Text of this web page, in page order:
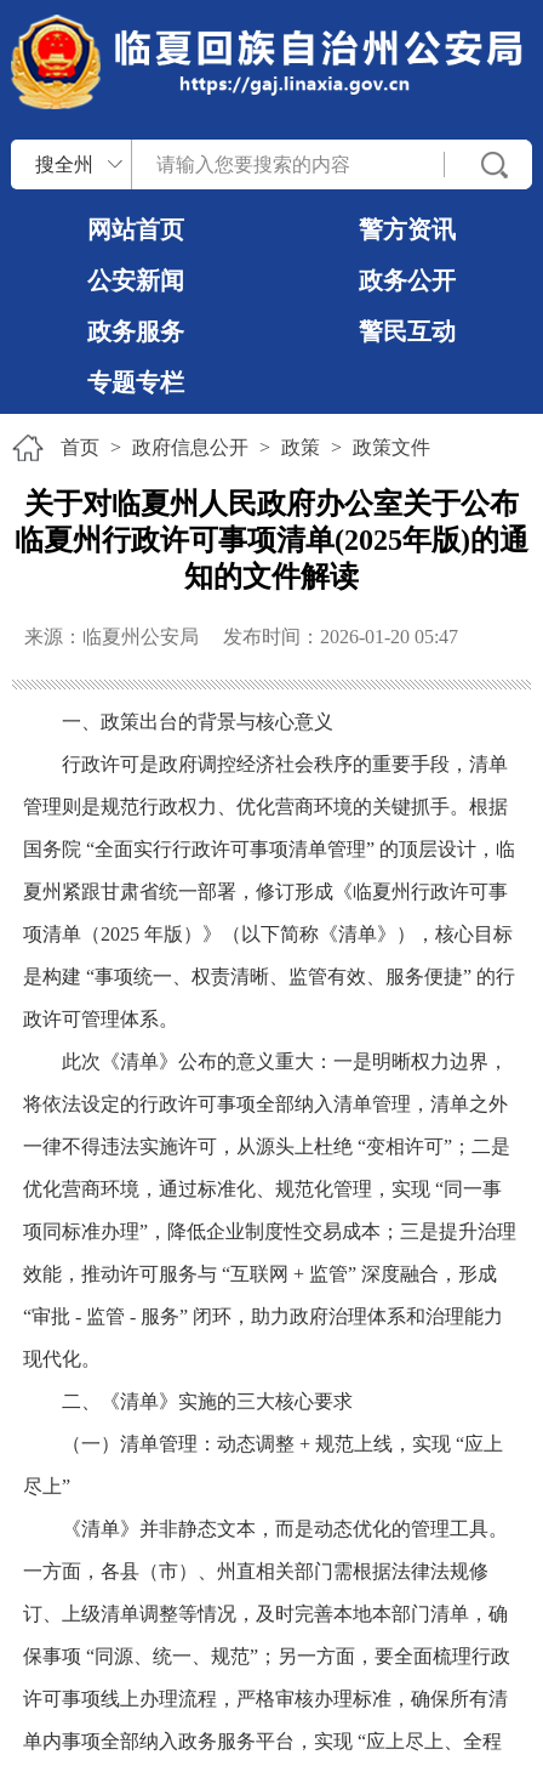
搜全州
网站首页
警方资讯
公安新闻
政务公开
政务服务
警民互动
专题专栏
首页 > 政府信息公开 > 政策 > 政策文件
关于对临夏州人民政府办公室关于公布
临夏州行政许可事项清单(2025年版)的通
知的文件解读
来源：临夏州公安局 发布时间：2026-01-20 05:47
一、政策出台的背景与核心意义
行政许可是政府调控经济社会秩序的重要手段，清单
管理则是规范行政权力、优化营商环境的关键抓手。根据
国务院 “全面实行行政许可事项清单管理” 的顶层设计，临
夏州紧跟甘肃省统一部署，修订形成《临夏州行政许可事
项清单（2025 年版）》（以下简称《清单》），核心目标
是构建 “事项统一、权责清晰、监管有效、服务便捷” 的行
政许可管理体系。
此次《清单》公布的意义重大：一是明晰权力边界，
将依法设定的行政许可事项全部纳入清单管理，清单之外
一律不得违法实施许可，从源头上杜绝 “变相许可”；二是
优化营商环境，通过标准化、规范化管理，实现 “同一事
项同标准办理”，降低企业制度性交易成本；三是提升治理
效能，推动许可服务与 “互联网 + 监管” 深度融合，形成
“审批 - 监管 - 服务” 闭环，助力政府治理体系和治理能力
现代化。
二、《清单》实施的三大核心要求
（一）清单管理：动态调整 + 规范上线，实现 “应上
尽上”
《清单》并非静态文本，而是动态优化的管理工具。
一方面，各县（市）、州直相关部门需根据法律法规修
订、上级清单调整等情况，及时完善本地本部门清单，确
保事项 “同源、统一、规范”；另一方面，要全面梳理行政
许可事项线上办理流程，严格审核办理标准，确保所有清
单内事项全部纳入政务服务平台，实现 “应上尽上、全程